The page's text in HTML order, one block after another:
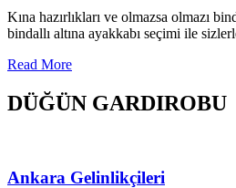
Kına hazırlıkları ve olmazsa olmazı
bindallı altına ayakkabı seçimi ile
Read More
DÜĞÜN GARDIROBU
Ankara Gelinlikçileri